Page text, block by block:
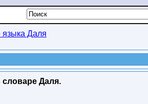
языка Даля
словаре Даля.